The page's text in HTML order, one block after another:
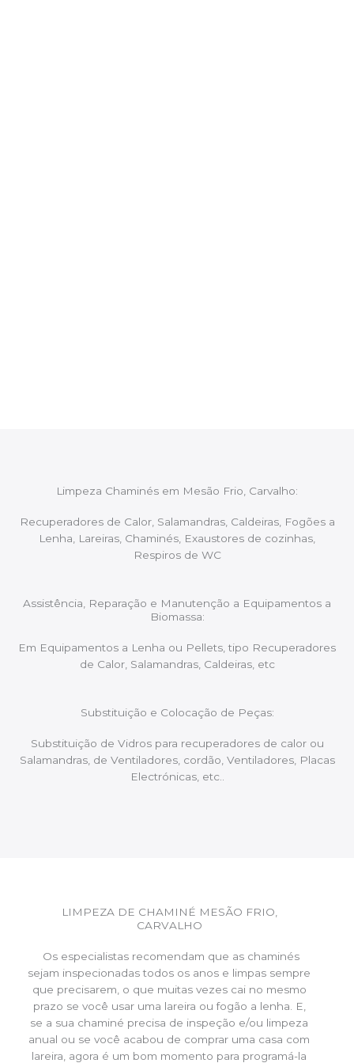
Limpeza Chaminés em Mesão Frio, Carvalho:
Recuperadores de Calor, Salamandras, Caldeiras, Fogões a
Lenha, Lareiras, Chaminés, Exaustores de cozinhas,
Respiros de WC
Assistência, Reparação e Manutenção a Equipamentos a
Biomassa:
Em Equipamentos a Lenha ou Pellets, tipo Recuperadores
de Calor, Salamandras, Caldeiras, etc
Substituição e Colocação de Peças:
Substituição de Vidros para recuperadores de calor ou
Salamandras, de Ventiladores, cordão, Ventiladores, Placas
Electrónicas, etc..
LIMPEZA DE CHAMINÉ MESÃO FRIO,
CARVALHO
Os especialistas recomendam que as chaminés
sejam inspecionadas todos os anos e limpas sempre
que precisarem, o que muitas vezes cai no mesmo
prazo se você usar uma lareira ou fogão a lenha. E,
se a sua chaminé precisa de inspeção e/ou limpeza
anual ou se você acabou de comprar uma casa com
lareira, agora é um bom momento para programá-la